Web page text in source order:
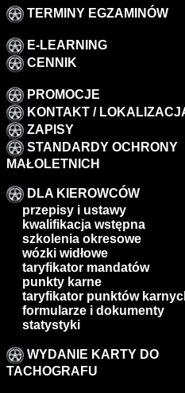
TERMINY EGZAMINÓW
E-LEARNING
CENNIK
PROMOCJE
KONTAKT /
ZAPISY
STANDARDY OCHRONY
MAŁOLETNICH
DLA KIEROWCÓW
przepisy i ustawy
kwalifikacja wstępna
szkolenia okresowe
wózki widłowe
taryfikator mandatów
punkty karne
taryfikator punktów
formularze i dokumenty
statystyki
WYDANIE KARTY DO
TACHOGRAFU